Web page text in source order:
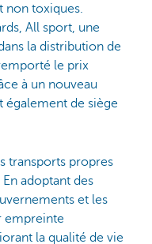
non toxiques.
All sport, une
la distribution de
le prix
à un nouveau
de siège
transports propres
adoptant des
et les
empreinte
la qualité de vie